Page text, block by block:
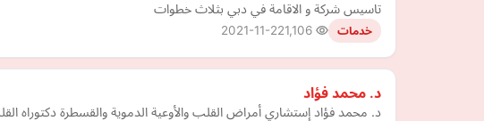
تاسيس شركة و الاقامة في دبي بثلاث خطوات
خدمات 2021-11-22
د. محمد فؤاد
د. محمد فؤاد إستشاري أمراض القلب والأوعية الدموية والقسطرة دكتوراه